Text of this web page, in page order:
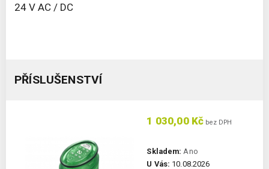
24 V AC / DC
PŘÍSLUŠENSTVÍ
1 030,00 Kč bez DPH
Skladem: Ano
U Vás: 10.08.2026